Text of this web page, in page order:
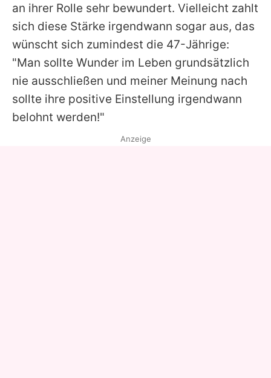
an ihrer Rolle sehr bewundert. Vielleicht zahlt
sich diese Stärke irgendwann sogar aus, das
wünscht sich zumindest die 47-Jährige:
"Man sollte Wunder im Leben grundsätzlich
nie ausschließen und meiner Meinung nach
sollte ihre positive Einstellung irgendwann
belohnt werden!"
Anzeige